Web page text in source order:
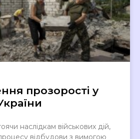
прозорості у
наслідкам військових дій,
відбудови з вимогою